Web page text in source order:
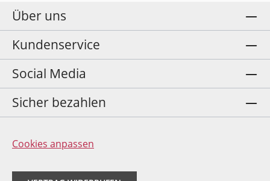
Über uns
Kundenservice
Social Media
Sicher bezahlen
Cookies anpassen